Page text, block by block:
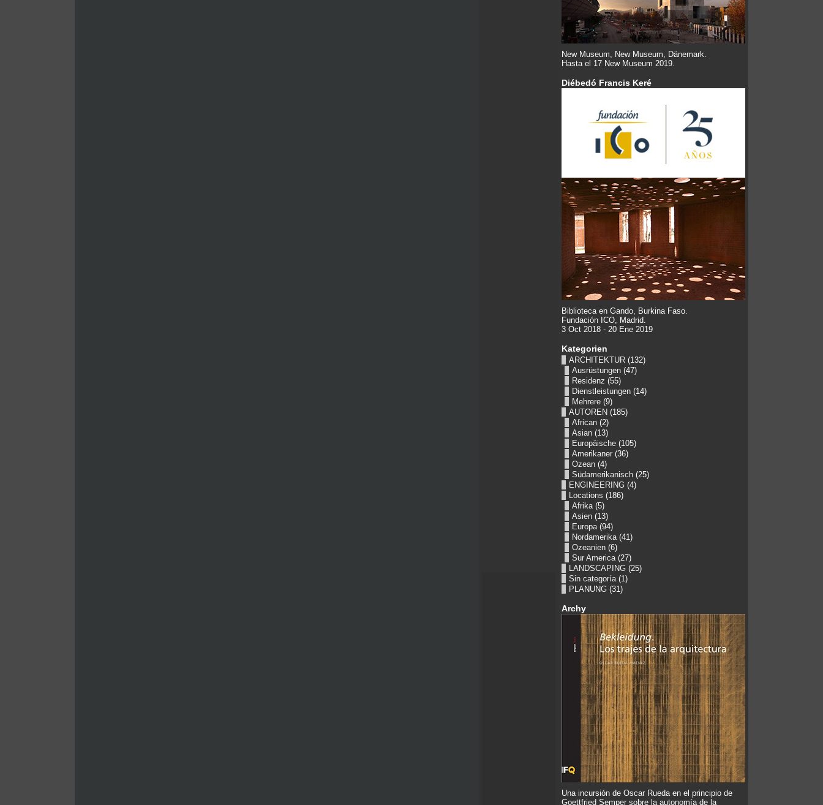
New Museum, New Museum, Dänemark.
Hasta el 17 New Museum 2019.
Diébedó Francis Keré
Biblioteca en Gando, Burkina Faso.
Fundación ICO, Madrid.
3 Oct 2018 - 20 Ene 2019
Kategorien
ARCHITEKTUR (132)
Ausrüstungen (47)
Residenz (55)
Dienstleistungen (14)
Mehrere (9)
AUTOREN (185)
African (2)
Asian (13)
Europäische (105)
Amerikaner (36)
Ozean (4)
Südamerikanisch (25)
ENGINEERING (4)
Locations (186)
Afrika(5)
Asien (13)
Europa(94)
Nordamerika(41)
Ozeanien (6)
Sur America(27)
LANDSCAPING (25)
Sin categoría(1)
PLANUNG (31)
Archy
Una incursión de Oscar Rueda en el principio de
Goettfried Semper sobre la autonomía de la